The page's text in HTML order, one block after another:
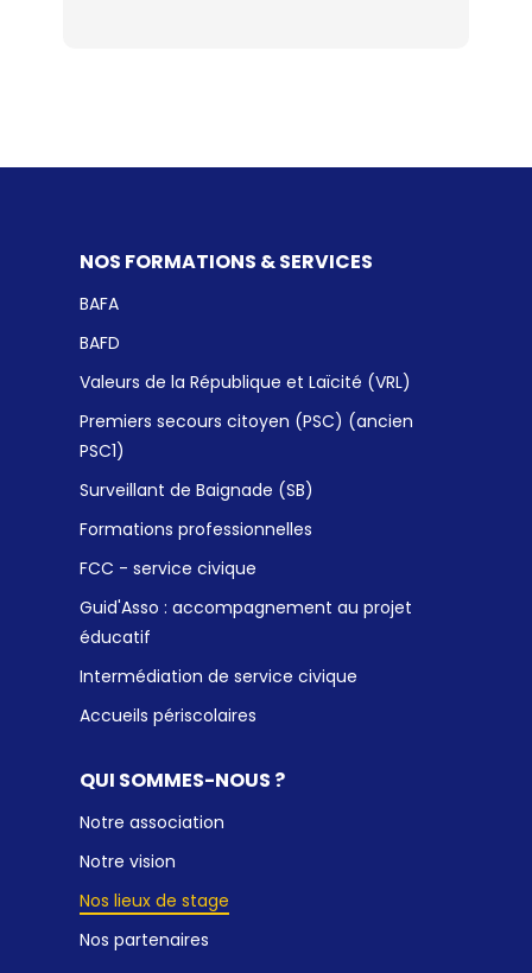
NOS FORMATIONS & SERVICES
BAFA
BAFD
Valeurs de la République et Laïcité (VRL)
Premiers secours citoyen (PSC) (ancien
PSC1)
Surveillant de Baignade (SB)
Formations professionnelles
FCC - service civique
Guid'Asso : accompagnement au projet
éducatif
Intermédiation de service civique
Accueils périscolaires
QUI SOMMES-NOUS ?
Notre association
Notre vision
Nos lieux de stage
Nos partenaires